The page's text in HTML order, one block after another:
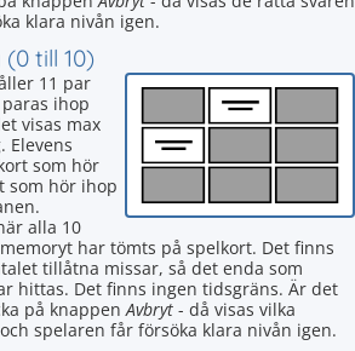
klara nivån igen.
till 10)
11 par
ihop
visas max
Elevens
som hör
som hör ihop
alla 10
har tömts på spelkort. Det finns
tillåtna missar, så det enda som
hittas. Det finns ingen tidsgräns. Är det
på knappenAvbryt - då visas vilka
spelaren får försöka klara nivån igen.